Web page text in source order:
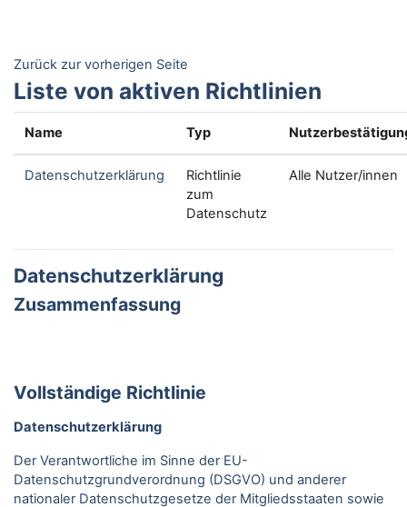
Zurück zur vorherigen Seite
Liste von aktiven Richtlinien
Name Typ
Datenschutzerklärung
Richtlinie
zum
Datenschutz
Alle Nutzer/innen
Datenschutzerklärung
Zusammenfassung
Vollständige Richtlinie
Datenschutzerklärung
Der Verantwortliche im Sinne der EU-
Datenschutzgrundverordnung (DSGVO) und anderer
nationaler Datenschutzgesetze der Mitgliedsstaaten sowie